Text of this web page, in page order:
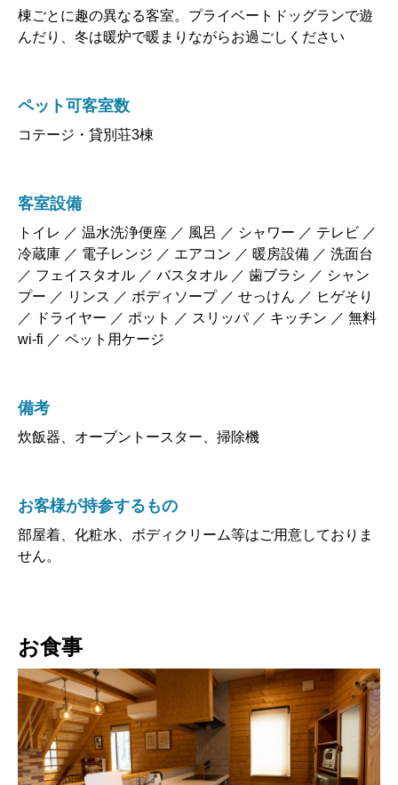
棟ごとに趣の異なる客室。プライベートドッグランで遊
んだり、冬は暖炉で暖まりながらお過ごしください
ペット可客室数
コテージ・貸別荘3棟
客室設備
トイレ ／ 温水洗浄便座 ／ 風呂 ／ シャワー ／ テレビ ／
冷蔵庫 ／ 電子レンジ ／ エアコン ／ 暖房設備 ／ 洗面台
／ フェイスタオル ／ バスタオル ／ 歯ブラシ ／ シャン
プー ／ リンス ／ ボディソープ ／ せっけん ／ ヒゲそり
／ ドライヤー ／ ポット ／ スリッパ ／ キッチン ／ 無料
wi-fi ／ ペット用ケージ
備考
炊飯器、オーブントースター、掃除機
お客様が持参するもの
部屋着、化粧水、ボディクリーム等はご用意しておりま
せん。
お食事